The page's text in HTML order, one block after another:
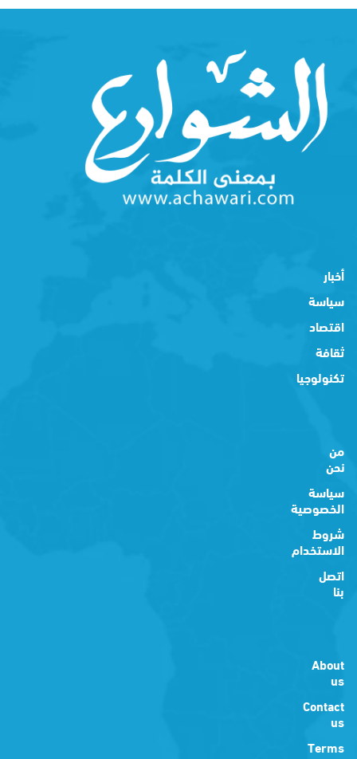
أخبار
سياسة
اقتصاد
ثقافة
تكنولوجيا
من
نحن
سياسة
الخصوصية
شروط
الاستخدام
اتصل
بنا
About
us
Contact
us
Terms